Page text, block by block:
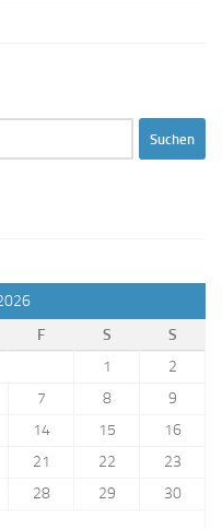
F S
S
1
2
7 8
9
14 15
16
21 22
23
28 29
30